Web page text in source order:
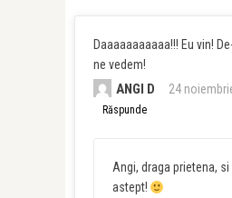
Daaaaaaaaaaa!!! Eu vin!
ne vedem!
ANGI D 24
Răspunde
Angi, draga prietena, si
astept!